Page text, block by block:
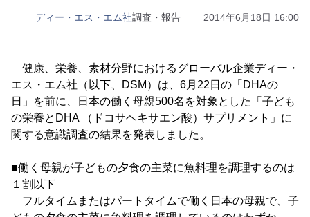
ディー・エス・エム社調査・報告 2014年6月18日 16:00
健康、栄養、素材分野におけるグローバル企業ディー・
エス・エム社（以下、DSM）は、6月22日の「DHAの
日」を前に、日本の働く母親500名を対象とした「子ども
の栄養とDHA （ドコサヘキサエン酸）サプリメント」に
関する意識調査の結果を発表しました。
■働く母親が子どもの夕食の主菜に魚料理を調理するのは
１割以下
フルタイムまたはパートタイムで働く日本の母親で、子